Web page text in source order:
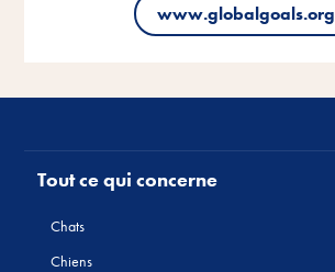
www.globalgoals.org
www.globalgoals.org
www.globalgoals.org
Tout ce qui concerne
Chats
Chiens